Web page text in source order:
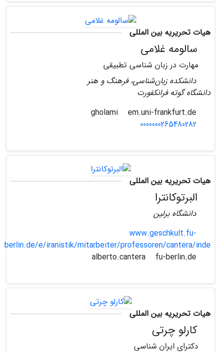
هیات تحریریه بین المللی
سالومه غلامی
مهارت در زبان شناسی تطبیقی
دانشکده زبان‌شناسی، فرهنگ و هنر
دانشگاه گوته فرانکفورت
em.uni-frankfurt.de
0000000265480282
هیات تحریریه بین المللی
البرتوکانترا
دانشگاه برلین
www.geschkult.fu-
berlin.de/e/iranistik/mitarbeiter/professoren/cantera/inde
fu-berlin.de
هیات تحریریه بین المللی
کارلو چرتی
دکترای ایران شناسی